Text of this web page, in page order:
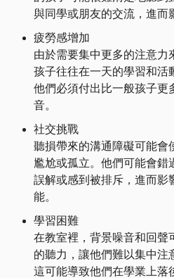
與同學或朋友的交流，進而
疲勞感增加
由於需要集中更多的注意力
孩子往往在一天的學習和活
他們必須付出比一般孩子更
音。
社交挑戰
聽損帶來的溝通障礙可能會
尷尬或孤立。他們可能會錯
誤解或感到被排斥，進而影
能。
學習困難
在教室裡，背景噪音和回聲
的聽力，讓他們難以集中注
這可能導致他們在學業上落